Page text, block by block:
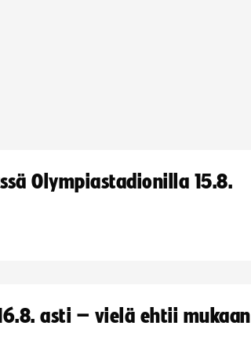
Olympiastadionilla 15.8.
asti – vielä ehtii mukaan